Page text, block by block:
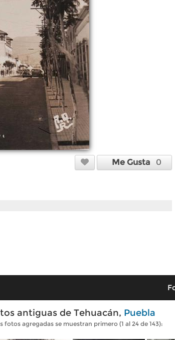
Me Gusta 0
antiguas de Tehuacán, Puebla
fotos agregadas se muestran primero (1 al 24 de 143):